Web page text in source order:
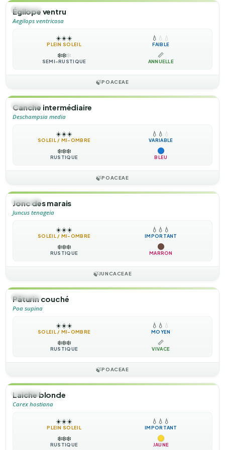
🌿HERBE
Égilope ventru
Aegilops ventricosa
☀️☀️☀️
PLEIN SOLEIL
💧 💧 💧
FAIBLE
❄️❄️❄️
SEMI-RUSTIQUE
📏
ANNUELLE
🍃POACEAE
🌿HERBE
Canche intermédiaire
Deschampsia media
☀️☀️☀️
SOLEIL / MI-OMBRE
💧 💧 💧
VARIABLE
❄️❄️❄️
RUSTIQUE BLEU
🍃POACEAE
🌿HERBE
Jonc des marais
Juncus tenageia
☀️☀️☀️
SOLEIL / MI-OMBRE
💧 💧 💧
IMPORTANT
❄️❄️❄️
RUSTIQUE MARRON
🍃JUNCACEAE
🌿HERBE
Pâturin couché
Poa supina
☀️☀️☀️
SOLEIL / MI-OMBRE
💧 💧 💧
MOYEN
❄️❄️❄️
RUSTIQUE
📏
VIVACE
🍃POACEAE
🌿HERBE
Laiche blonde
Carex hostiana
☀️☀️☀️
PLEIN SOLEIL
💧 💧 💧
IMPORTANT
❄️❄️❄️
RUSTIQUE JAUNE